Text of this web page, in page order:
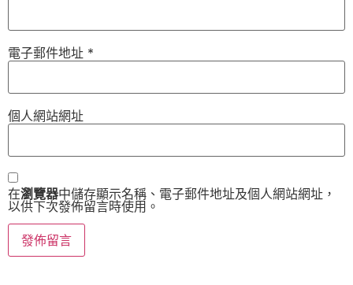
電子郵件地址 *
個人網站網址
在瀏覽器中儲存顯示名稱、電子郵件地址及個人網站網址，
以供下次發佈留言時使用。